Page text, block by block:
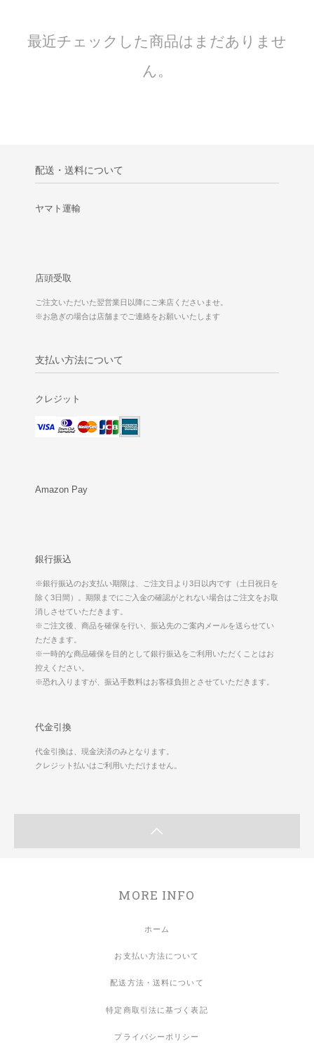
最近チェックした商品はまだありませ
ん。
配送・送料について
ヤマト運輸
店頭受取
ご注文いただいた翌営業日以降にご来店くださいませ。
※お急ぎの場合は店舗までご連絡をお願いいたします
支払い方法について
クレジット
Amazon Pay
銀行振込
※銀行振込のお支払い期限は、ご注文日より3日以内です（土日祝日を
除く3日間）。期限までにご入金の確認がとれない場合はご注文をお取
消しさせていただきます。
※ご注文後、商品を確保を行い、振込先のご案内メールを送らせてい
ただきます。
※一時的な商品確保を目的として銀行振込をご利用いただくことはお
控えください。
※恐れ入りますが、振込手数料はお客様負担とさせていただきます。
代金引換
代金引換は、現金決済のみとなります。
クレジット払いはご利用いただけません。
MORE INFO
ホーム
お支払い方法について
配送方法・送料について
特定商取引法に基づく表記
プライバシーポリシー